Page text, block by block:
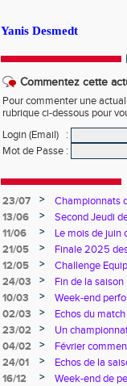
Yanis Desmedt
Commentez cette
Pour commenter une
rubrique ci-dessous pour
Login (Email)
:
Mot de Passe :
23/07 >
Championnats
13/06
>
Second Jeudi
11/06
>
Le mois de juin
21/05
>
Finale 2025
12/05
>
Challenge
24/03
>
Fin de la saison
10/03
>
Week-end
02/03
>
Echos du
23/02
>
Un
04/02
>
Février
24/01
>
Echos de la
16/12
>
Week-end de